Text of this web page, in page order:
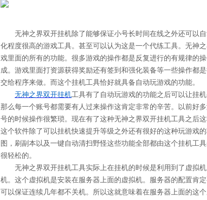
无神之界双开挂机除了能够保证小号长时间在线之外还可以
化程度很高的游戏工具。甚至可以认为这是一个代练工具。无神
戏里面的所有的功能。很多游戏的操作都是反复进行的有规律的
成。游戏里面打资源获得奖励还有签到和强化装备等一些操作都
交给程序来做。而这个挂机工具恰好就具备自动玩游戏的功能。
无神之界双开挂机工具有了自动玩游戏的功能之后可以让挂
那么每一个账号都需要有人过来操作这肯定非常的辛苦。以前好
号的时候操作很繁琐。现在有了这种无神之界双开挂机工具之后
这个软件除了可以挂机快速提升等级之外还有很好的这种玩游戏
图，刷副本以及一键自动清扫野怪这些功能全部都由这个挂机工
很轻松的。
无神之界双开挂机工具实际上在挂机的时候是利用到了虚拟
机。这个虚拟机是安装在服务器上面的虚拟机。服务器的配置肯
可以保证连续几年都不关机。所以这就意味着在服务器上面的这